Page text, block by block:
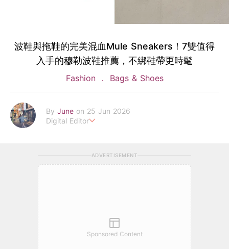
波鞋與拖鞋的完美混血Mule Sneakers！7雙值得
入手的穆勒波鞋推薦，不綁鞋帶更時髦
Fashion Bags & Shoes
By June on 25 Jun 2026
Digital Editor
june.huang@poplady-mag.comADVERTISEMENT
Sponsored Content